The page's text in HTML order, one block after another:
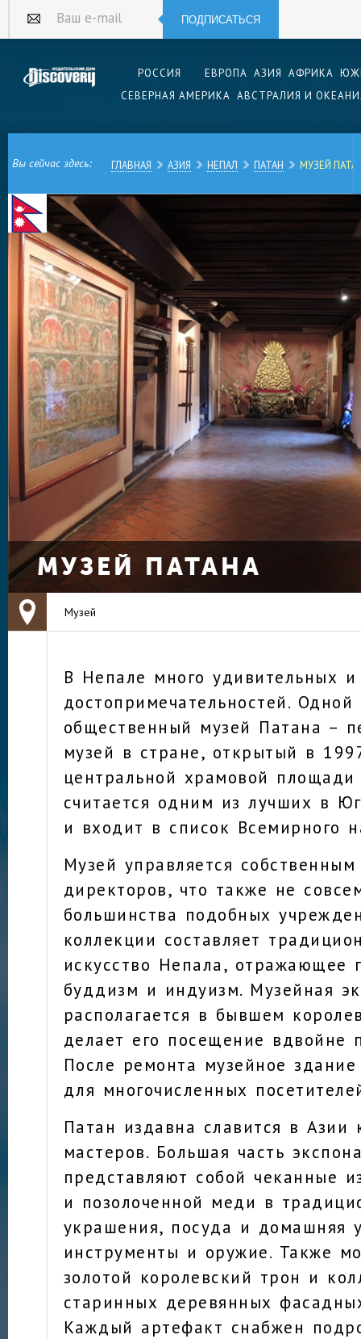
Ваш e-mail ПОДПИСАТЬСЯ
РОССИЯ ЕВРОПА АЗИЯ АФРИКА
СЕВЕРНАЯ АМЕРИКА АВСТРАЛИЯ И
Вы сейчас здесь: ГЛАВНАЯ АЗИЯ НЕПАЛ ПАТАН МУЗЕЙ
МУЗЕЙ ПАТАНА
Музей
В Непале много удивительных
достопримечательностей.
общественный музей Патана –
музей в стране, открытый в
центральной храмовой
считается одним из лучших в
и входит в список Всемирного
Музей управляется
директоров, что также не
большинства подобных
коллекции составляет
искусство Непала, отражающее
буддизм и индуизм. Музейная
располагается в бывшем
делает его посещение вдвойне
После ремонта музейное
для многочисленных
Патан издавна славится в Азии
мастеров. Большая часть
представляют собой чеканные
и позолоченной меди в
украшения, посуда и домашняя
инструменты и оружие. Также
золотой королевский трон и
старинных деревянных
Каждый артефакт снабжен